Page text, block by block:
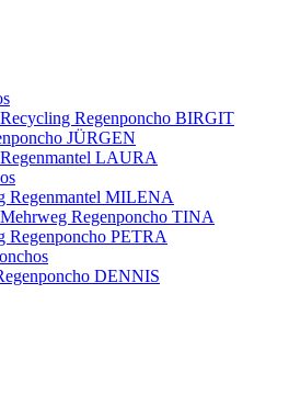
Regenponcho BIRGIT
JÜRGEN
LAURA
Regenmantel MILENA
Regenponcho TINA
Regenponcho PETRA
DENNIS